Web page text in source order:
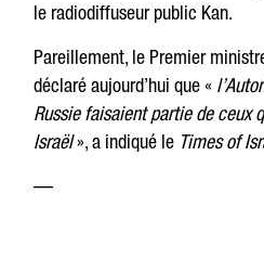
le radiodiffuseur public Kan.
Pareillement, le Premier
déclaré aujourd’hui que «
Russie faisaient partie de ceux
Israël», a indiqué le Times of
—